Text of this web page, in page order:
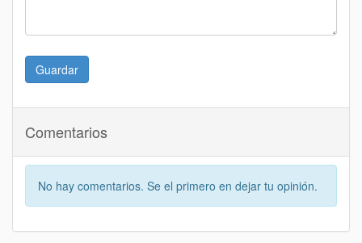
Guardar
Comentarios
No hay comentarios. Se el primero en dejar tu opinión.